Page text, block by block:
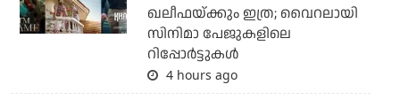
ഖലീഫയ്ക്കും ഇത്ര; വൈറലായി
സിനിമാ പേജുകളിലെ
റിപ്പോര്‍ട്ടുകള്‍
4 hours ago